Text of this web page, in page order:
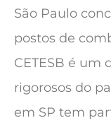
São Paulo
postos de
CETESB é um
rigorosos do
em SP tem